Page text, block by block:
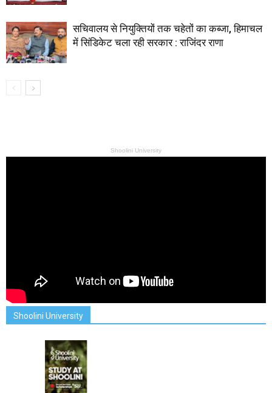
सचिवालय से नियुक्तियों तक चहेतों का कब्जा, हिमाचल
में सिंडिकेट चला रही सरकार : राजिंदर राणा
Shoolini University
Shoolini University